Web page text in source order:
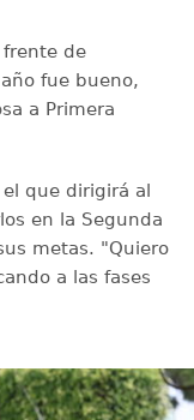
de
fue bueno,
a Primera
que dirigirá al
en la Segunda
metas. "Quiero
a las fases